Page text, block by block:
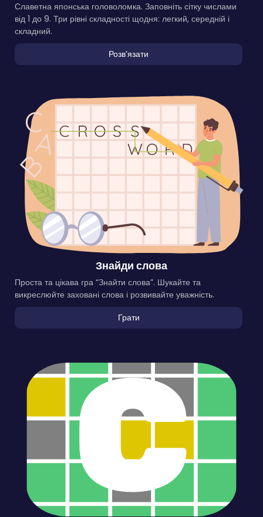
Славетна японська головоломка. Заповніть сітку числами
від 1 до 9. Три рівні складності щодня: легкий, середній і
складний.
Розвʼязати
Знайди слова
Проста та цікава гра “Знайти слова”. Шукайте та
викреслюйте заховані слова і розвивайте уважність.
Грати